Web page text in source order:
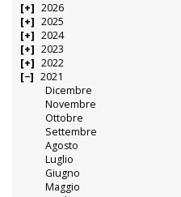
2026
2025
2024
2023
2022
2021
Dicembre
Novembre
Ottobre
Settembre
Agosto
Luglio
Giugno
Maggio